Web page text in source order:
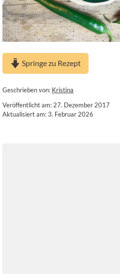
Springe zu Rezept
Geschrieben von: Kristina
Veröffentlicht am: 27. Dezember 2017
Aktualisiert am: 3. Februar 2026